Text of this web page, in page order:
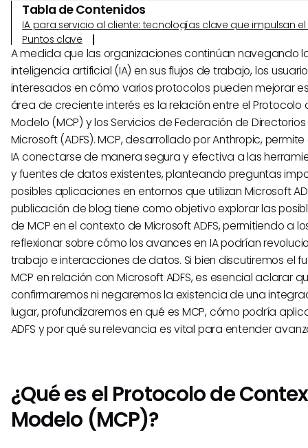
Tabla de Contenidos
IA para servicio al cliente: tecnologías clave que impulsan
Puntos clave
A medida que las organizaciones continúan navegando
inteligencia artificial (IA) en sus flujos de trabajo, los
interesados en cómo varios protocolos pueden mejorar
área de creciente interés es la relación entre el Protocolo
Modelo (MCP) y los Servicios de Federación de
Microsoft (ADFS). MCP, desarrollado por Anthropic,
IA conectarse de manera segura y efectiva a las
y fuentes de datos existentes, planteando preguntas
posibles aplicaciones en entornos que utilizan Microsoft
publicación de blog tiene como objetivo explorar las
de MCP en el contexto de Microsoft ADFS, permitiendo a
reflexionar sobre cómo los avances en IA podrían
trabajo e interacciones de datos. Si bien discutiremos el
MCP en relación con Microsoft ADFS, es esencial aclarar
confirmaremos ni negaremos la existencia de una
lugar, profundizaremos en qué es MCP, cómo podría
ADFS y por qué su relevancia es vital para entender
¿Qué es el Protocolo de
Modelo (MCP)?